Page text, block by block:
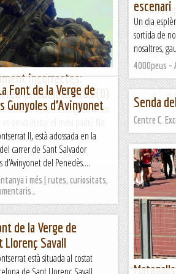
en el mateix dia, el...
La canal
Encantats, i
Manel&Ita
incorrectes:
de cuelgamuros (0)
de la 108 Brigada Mixta
on va lluitar el meu padrí. No
que a la...
escenari
Un dia
sortida de
nosaltres,
4000peus -
Font de la Verge de
Gunyoles d’Avinyonet
II, està adossada en la
carrer de Sant Salvador
del Penedès....
i més | rutes, curiositats,
Senda
Centre C.
de la Verge de
Savall
està situada al costat